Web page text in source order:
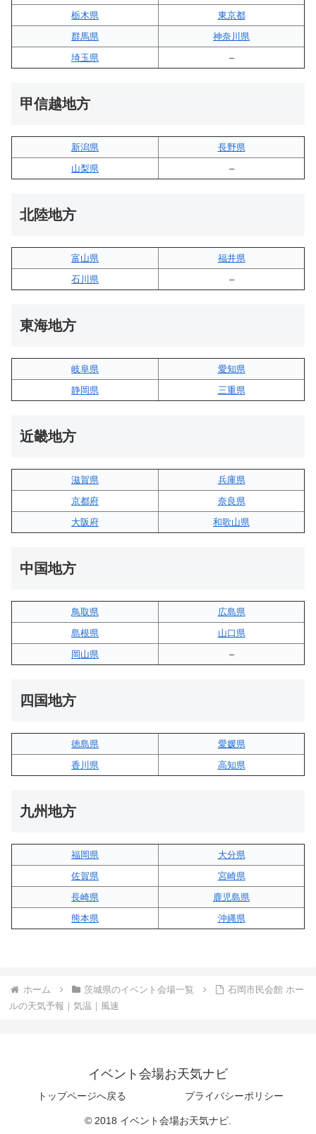
栃木県
東京都
群馬県
神奈川県
埼玉県
–
甲信越地方
新潟県
長野県
山梨県
–
北陸地方
富山県
福井県
石川県
–
東海地方
岐阜県
愛知県
静岡県
三重県
近畿地方
滋賀県
兵庫県
京都府
奈良県
大阪府
和歌山県
中国地方
鳥取県
広島県
島根県
山口県
岡山県
–
四国地方
徳島県
愛媛県
香川県
高知県
九州地方
福岡県
大分県
佐賀県
宮崎県
長崎県
鹿児島県
熊本県
沖縄県
ホーム 茨城県のイベント会場一覧
石岡市民会館 ホー
ルの天気予報｜気温｜風速
イベント会場お天気ナビ
トップページへ戻る プライバシーポリシー
© 2018 イベント会場お天気ナビ.